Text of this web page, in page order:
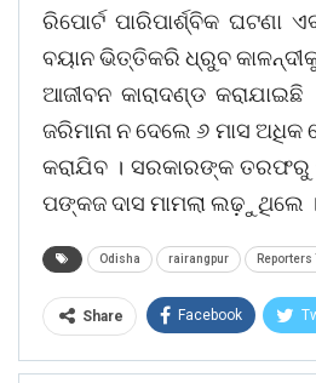
ରିପୋର୍ଟ ପାରିପାର୍ଶ୍ବିକ ଘଟଣା
ବୟାନ ଭିତ୍ତିକରି ଧ୍ରୁବ
ଆଜୀବନ କାରାଦଣ୍ଡ
ଜରିମାନା ନ ଦେଲେ ୬ ମାସ
କରାଯିବ । ସରକାରଙ୍କ ତରଫରୁ
ପଙ୍କଜ ଦାସ ମାମଲା ଲଢ଼ୁଥିଲେ ।
Odisha rairangpur Reporters
Share Facebook